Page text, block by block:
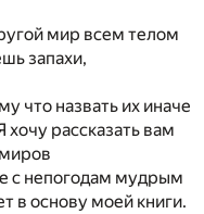
мир всем телом
запахи,
что назвать их иначе
хочу рассказать вам
с непогодам мудрым
в основу моей книги.